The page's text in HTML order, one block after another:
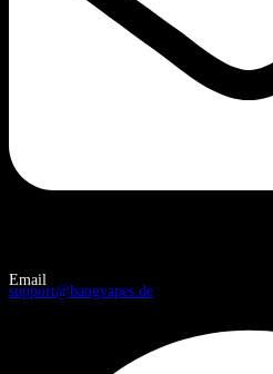
Email
support@bangvapes.de